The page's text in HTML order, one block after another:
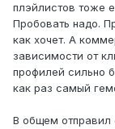
плэйлистов тоже
Пробовать надо.
как хочет. А
зависимости от
профилей сильно
как раз самый
В общем отправил